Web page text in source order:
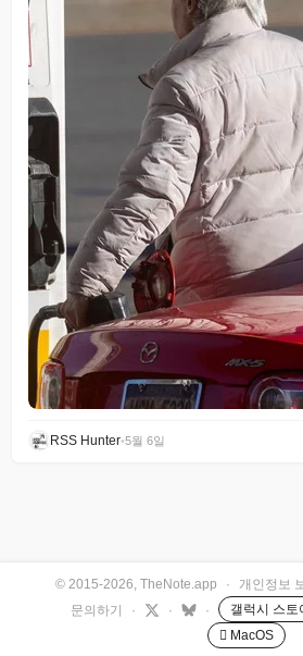
RSS Hunter•5월 6일
© 2015-2026, TheNote.app · 개인정보
문의하기
· · · 갤럭시 스토
 MacOS